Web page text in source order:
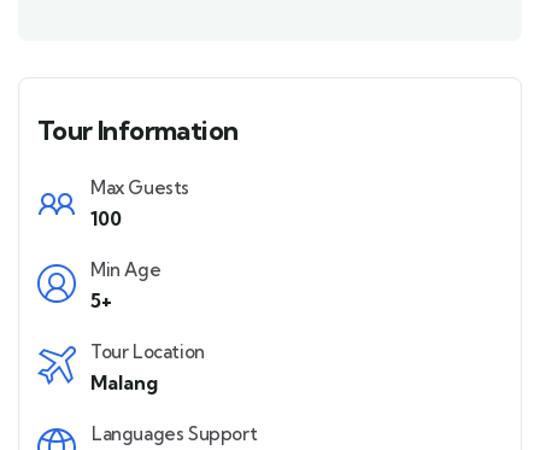
Tour Information
Max Guests
100
Min Age
5+
Tour Location
Malang
Languages Support